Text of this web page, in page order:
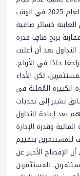
الشركة بتقديم تقاريرها المالية السنوية لعام 2025 في الوقت
خسائر صافية
مليون ريال في عام 2025، مقارنة بربح صافٍ قدره
التداول بعد أن أعلنت
حادًا في الأرباح.
لكن الأداء
الكبيرة المُعلنة في
السابق تشير إلى تحديات
بعد إعادة التداول
وقدرة الإدارة
للمستثمرين بتقييم
الإفصاح الأخير عن
للمستثمرين